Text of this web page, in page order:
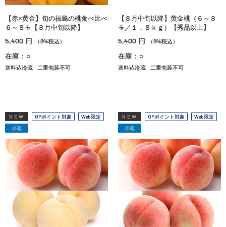
【赤×黄金】旬の福島の桃食べ比べ
６～８玉【８月中旬以降】
5,400 円 （8%税込）
在庫：○
送料込冷蔵 二重包装不可
【８月中旬以降】黄金桃（６～８
玉／１．８ｋｇ）【秀品以上】
5,400 円 （8%税込）
在庫：○
送料込冷蔵 二重包装不可
NEW OPポイント対象
Web限定
冷蔵
NEW OPポイント対象
Web限定
冷蔵